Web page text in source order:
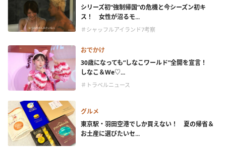
シリーズ初“強制帰国”の危機と今シーズン初キ
ス！ 女性が沼るモ...
＃シャッフルアイランド7考察
おでかけ
30歳になっても“しなこワールド”全開を宣言！
しなこ＆We♡...
＃トラベルニュース
グルメ
東京駅・羽田空港でしか買えない！ 夏の帰省＆
お土産に選びたいセ...